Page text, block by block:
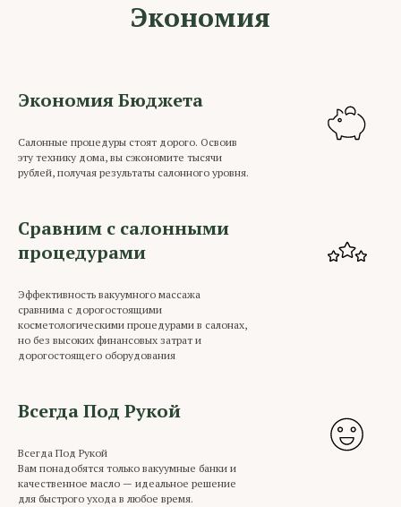
Экономия
Экономия Бюджета
Салонные процедуры стоят дорого. Освоив
эту технику дома, вы сэкономите тысячи
рублей, получая результаты салонного уровня.
Сравним с салонными
процедурами
Эффективность вакуумного массажа
сравнима с дорогостоящими
косметологическими процедурами в салонах,
но без высоких финансовых затрат и
дорогостоящего оборудования
Всегда Под Рукой
Всегда Под Рукой
Вам понадобятся только вакуумные банки и
качественное масло — идеальное решение
для быстрого ухода в любое время.